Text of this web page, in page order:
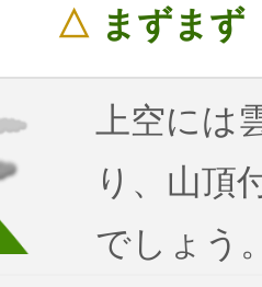
△ まずまず
上空には
り、山頂
でしょう